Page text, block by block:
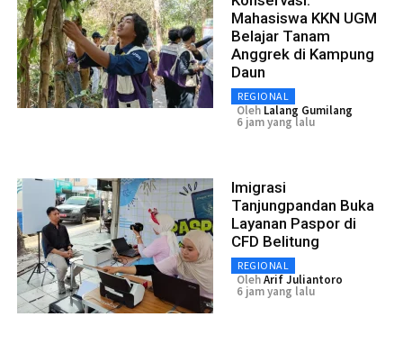
Mahasiswa KKN UGM
Belajar Tanam
Anggrek di Kampung
Daun
REGIONAL
Oleh Lalang Gumilang
6 jam yang lalu
Imigrasi
Tanjungpandan Buka
Layanan Paspor di
CFD Belitung
REGIONAL
OlehArif Juliantoro
6 jam yang lalu